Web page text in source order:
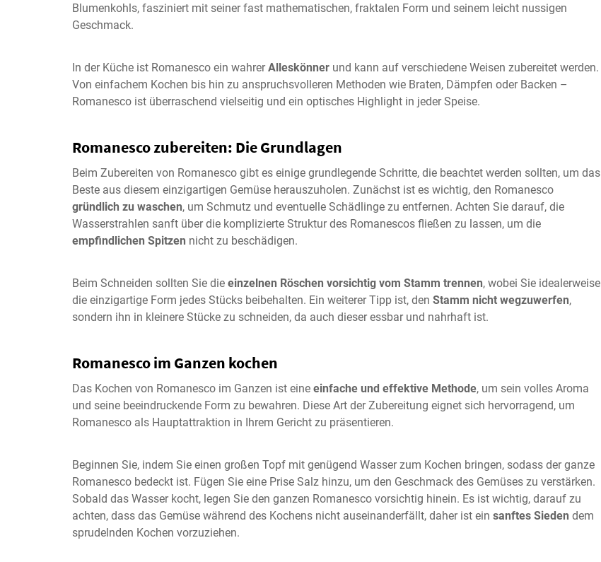
Blumenkohls, fasziniert mit seiner fast mathematischen, fraktalen Form und seinem leicht nussigen
Geschmack.
In der Küche ist Romanesco ein wahrerAlleskönner und kann auf verschiedene Weisen zubereitet werden.
Von einfachem Kochen bis hin zu anspruchsvolleren Methoden wie Braten, Dämpfen oder Backen –
Romanesco ist überraschend vielseitig und ein optisches Highlight in jeder Speise.
Romanesco zubereiten: Die Grundlagen
Beim Zubereiten von Romanesco gibt es einige grundlegende Schritte, die beachtet werden sollten, um das
Beste aus diesem einzigartigen Gemüse herauszuholen. Zunächst ist es wichtig, den Romanesco
gründlich zu waschen, um Schmutz und eventuelle Schädlinge zu entfernen. Achten Sie darauf, die
Wasserstrahlen sanft über die komplizierte Struktur des Romanescos fließen zu lassen, um die
empfindlichen Spitzen nicht zu beschädigen.
Beim Schneiden sollten Sie die einzelnen Röschen vorsichtig vom Stamm trennen, wobei Sie idealerweise
die einzigartige Form jedes Stücks beibehalten. Ein weiterer Tipp ist, den Stamm nicht wegzuwerfen,
sondern ihn in kleinere Stücke zu schneiden, da auch dieser essbar und nahrhaft ist.
Romanesco im Ganzen kochen
Das Kochen von Romanesco im Ganzen ist eine einfache und effektive Methode, um sein volles Aroma
und seine beeindruckende Form zu bewahren. Diese Art der Zubereitung eignet sich hervorragend, um
Romanesco als Hauptattraktion in Ihrem Gericht zu präsentieren.
Beginnen Sie, indem Sie einen großen Topf mit genügend Wasser zum Kochen bringen, sodass der ganze
Romanesco bedeckt ist. Fügen Sie eine Prise Salz hinzu, um den Geschmack des Gemüses zu verstärken.
Sobald das Wasser kocht, legen Sie den ganzen Romanesco vorsichtig hinein. Es ist wichtig, darauf zu
achten, dass das Gemüse während des Kochens nicht auseinanderfällt, daher ist ein sanftes Sieden dem
sprudelnden Kochen vorzuziehen.